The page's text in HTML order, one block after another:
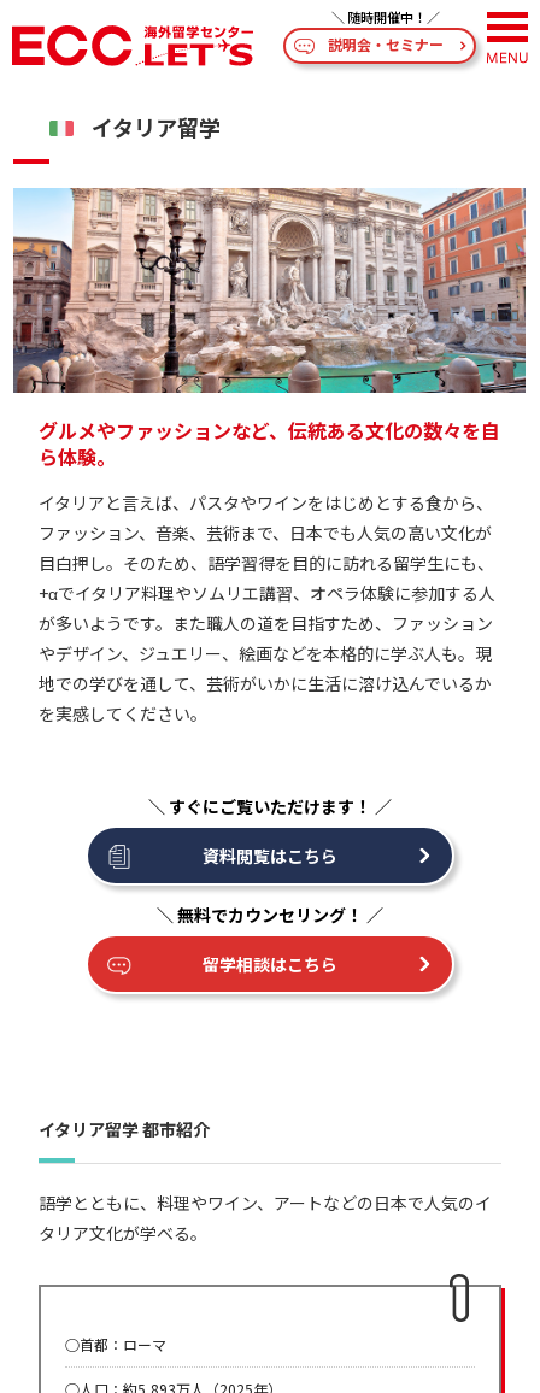
説明会・セミナー
イタリア留学
グルメやファッションなど、伝統ある文化の数々を自
ら体験。
イタリアと言えば、パスタやワインをはじめとする食から、
ファッション、音楽、芸術まで、日本でも人気の高い文化が
目白押し。そのため、語学習得を目的に訪れる留学生にも、
+αでイタリア料理やソムリエ講習、オペラ体験に参加する人
が多いようです。また職人の道を目指すため、ファッション
やデザイン、ジュエリー、絵画などを本格的に学ぶ人も。現
地での学びを通して、芸術がいかに生活に溶け込んでいるか
を実感してください。
資料閲覧はこちら
留学相談はこちら
イタリア留学 都市紹介
語学とともに、料理やワイン、アートなどの日本で人気のイ
タリア文化が学べる。
○首都：ローマ
○人口：約5,893万人（2025年）